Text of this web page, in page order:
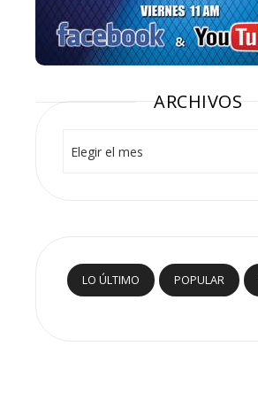
ARCHIVOS
LO ÚLTIMO POPULAR